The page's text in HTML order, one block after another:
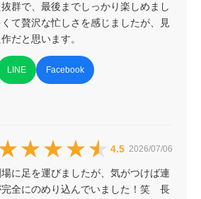
群で、最後までしっかり楽しめまし
て贅沢な忙しさを感じましたが、見
だと思います。
LINE Facebook
4.5 2026/07/06
に足を運びましたが、気がつけば連
全にのめり込んでいました！笑　長